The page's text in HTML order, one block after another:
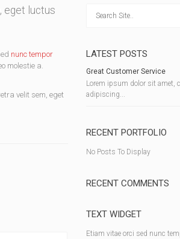
eget luctus
nunc tempor
molestie a.
velit sem, eget
LATEST POSTS
Great Customer Service
Lorem ipsum dolor sit amet,
adipiscing...
RECENT PORTFOLIO
No Posts To Display
RECENT COMMENTS
TEXT WIDGET
Etiam vitae orci sed nunc